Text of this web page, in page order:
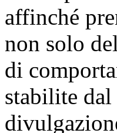
affinché
non solo
di
stabilite dal